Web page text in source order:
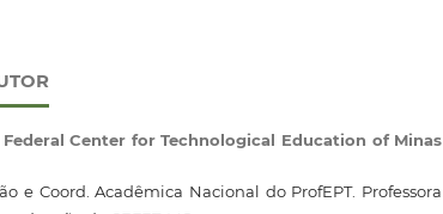
Federal Center for Technological Education of Minas
e Coord. Acadêmica Nacional do ProfEPT. Professora